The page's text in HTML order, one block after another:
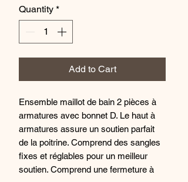
Quantity *
Add to Cart
Ensemble maillot de bain 2 pièces à
armatures avec bonnet D. Le haut à
armatures assure un soutien parfait
de la poitrine. Comprend des sangles
fixes et réglables pour un meilleur
soutien. Comprend une fermeture à